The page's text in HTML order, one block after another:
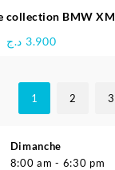
collection BMW XM
3.900 د.ج
1 2 3
Dimanche
8:00 am - 6:30 pm